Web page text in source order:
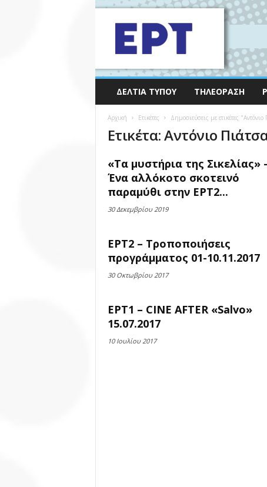
ΔΕΛΤΊΑ ΤΎΠΟΥ ΤΗΛΕΌΡΑΣΗ
Αρχική Ετικέτες Δημοσιεύσεις με ετικέτες "Αντόνιο
Ετικέτα: Αντόνιο
«Τα μυστήρια της Σικελίας»
Ένα αλλόκοτο σκοτεινό
παραμύθι στην ΕΡΤ2...
30 Δεκεμβρίου 2019
ΕΡΤ2 – Τροποποιήσεις
προγράμματος 01-10.11.2017
30 Οκτωβρίου 2017
ΕΡΤ1 – CINE AFTER «Salvo»
15.07.2017
10 Ιουλίου 2017